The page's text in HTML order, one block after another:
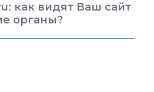
как видят Ваш сайт
органы?